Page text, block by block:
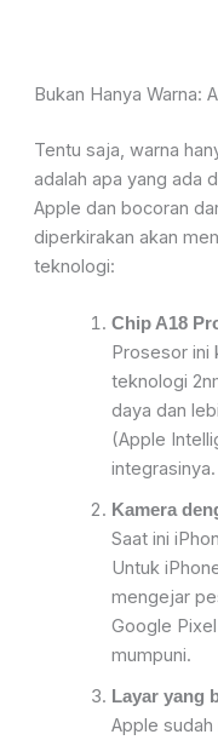
Bukan Hanya Warna:
Tentu saja, warna
adalah apa yang ada
Apple dan bocoran
diperkirakan akan
teknologi:
Chip A18
Prosesor ini
teknologi
daya dan
(Apple
integrasinya.
Kamera
Saat ini
Untuk
mengejar
Google
mumpuni.
Layar yang
Apple